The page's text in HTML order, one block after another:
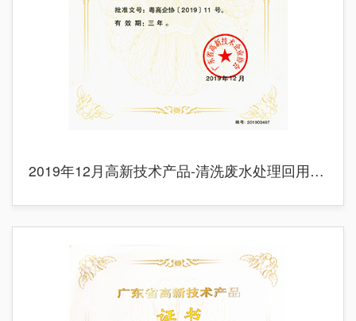
2019年12月高新技术产品-清洗废水处理回用系统